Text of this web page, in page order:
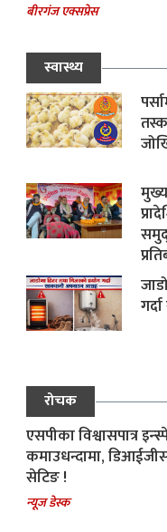
बीरगंज एक्सप्रेस
स्वास्थ्य
रोचक
एसपीका विश्वासपात्र
कमाउधन्दामा,
सेटिङ !
न्यूज डेस्क